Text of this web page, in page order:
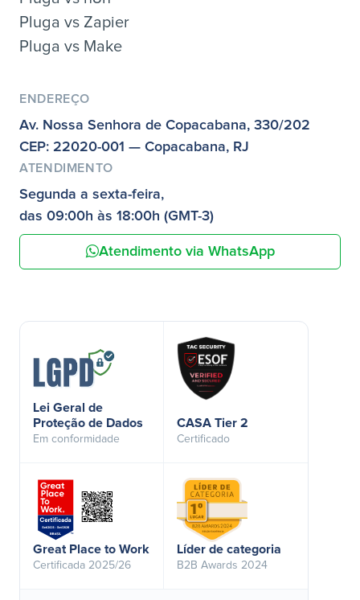
Pluga vs Zapier
Pluga vs Make
ENDEREÇO
Av. Nossa Senhora de Copacabana, 330/202
CEP: 22020-001 — Copacabana, RJ
ATENDIMENTO
Segunda a sexta-feira,
das 09:00h às 18:00h (GMT-3)
Atendimento via WhatsApp
Lei Geral de
Proteção de Dados
Em conformidade
CASA Tier 2
Certificado
Great Place to Work
Certificada 2025/26
Líder de categoria
B2B Awards 2024